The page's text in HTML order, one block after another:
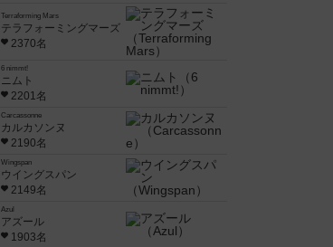
Terraforming Mars
テラフォーミングマーズ
2370名
6 nimmt!
ニムト
2201名
Carcassonne
カルカソンヌ
2190名
Wingspan
ウイングスパン
2149名
Azul
アズール
1903名